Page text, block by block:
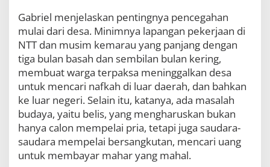
Gabriel menjelaskan pentingnya pencegahan
mulai dari desa. Minimnya lapangan pekerjaan di
NTT dan musim kemarau yang panjang dengan
tiga bulan basah dan sembilan bulan kering,
membuat warga terpaksa meninggalkan desa
untuk mencari nafkah di luar daerah, dan bahkan
ke luar negeri. Selain itu, katanya, ada masalah
budaya, yaitu belis, yang mengharuskan bukan
hanya calon mempelai pria, tetapi juga saudara-
saudara mempelai bersangkutan, mencari uang
untuk membayar mahar yang mahal.